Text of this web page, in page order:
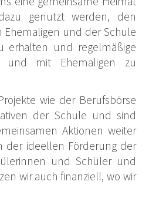
genutzt werden, den
Ehemaligen und der Schule
erhalten und regelmäßige
und mit Ehemaligen zu
wie der Berufsbörse
der Schule und sind
Aktionen weiter
der ideellen Förderung der
und Schüler und
wir auch finanziell, wo wir